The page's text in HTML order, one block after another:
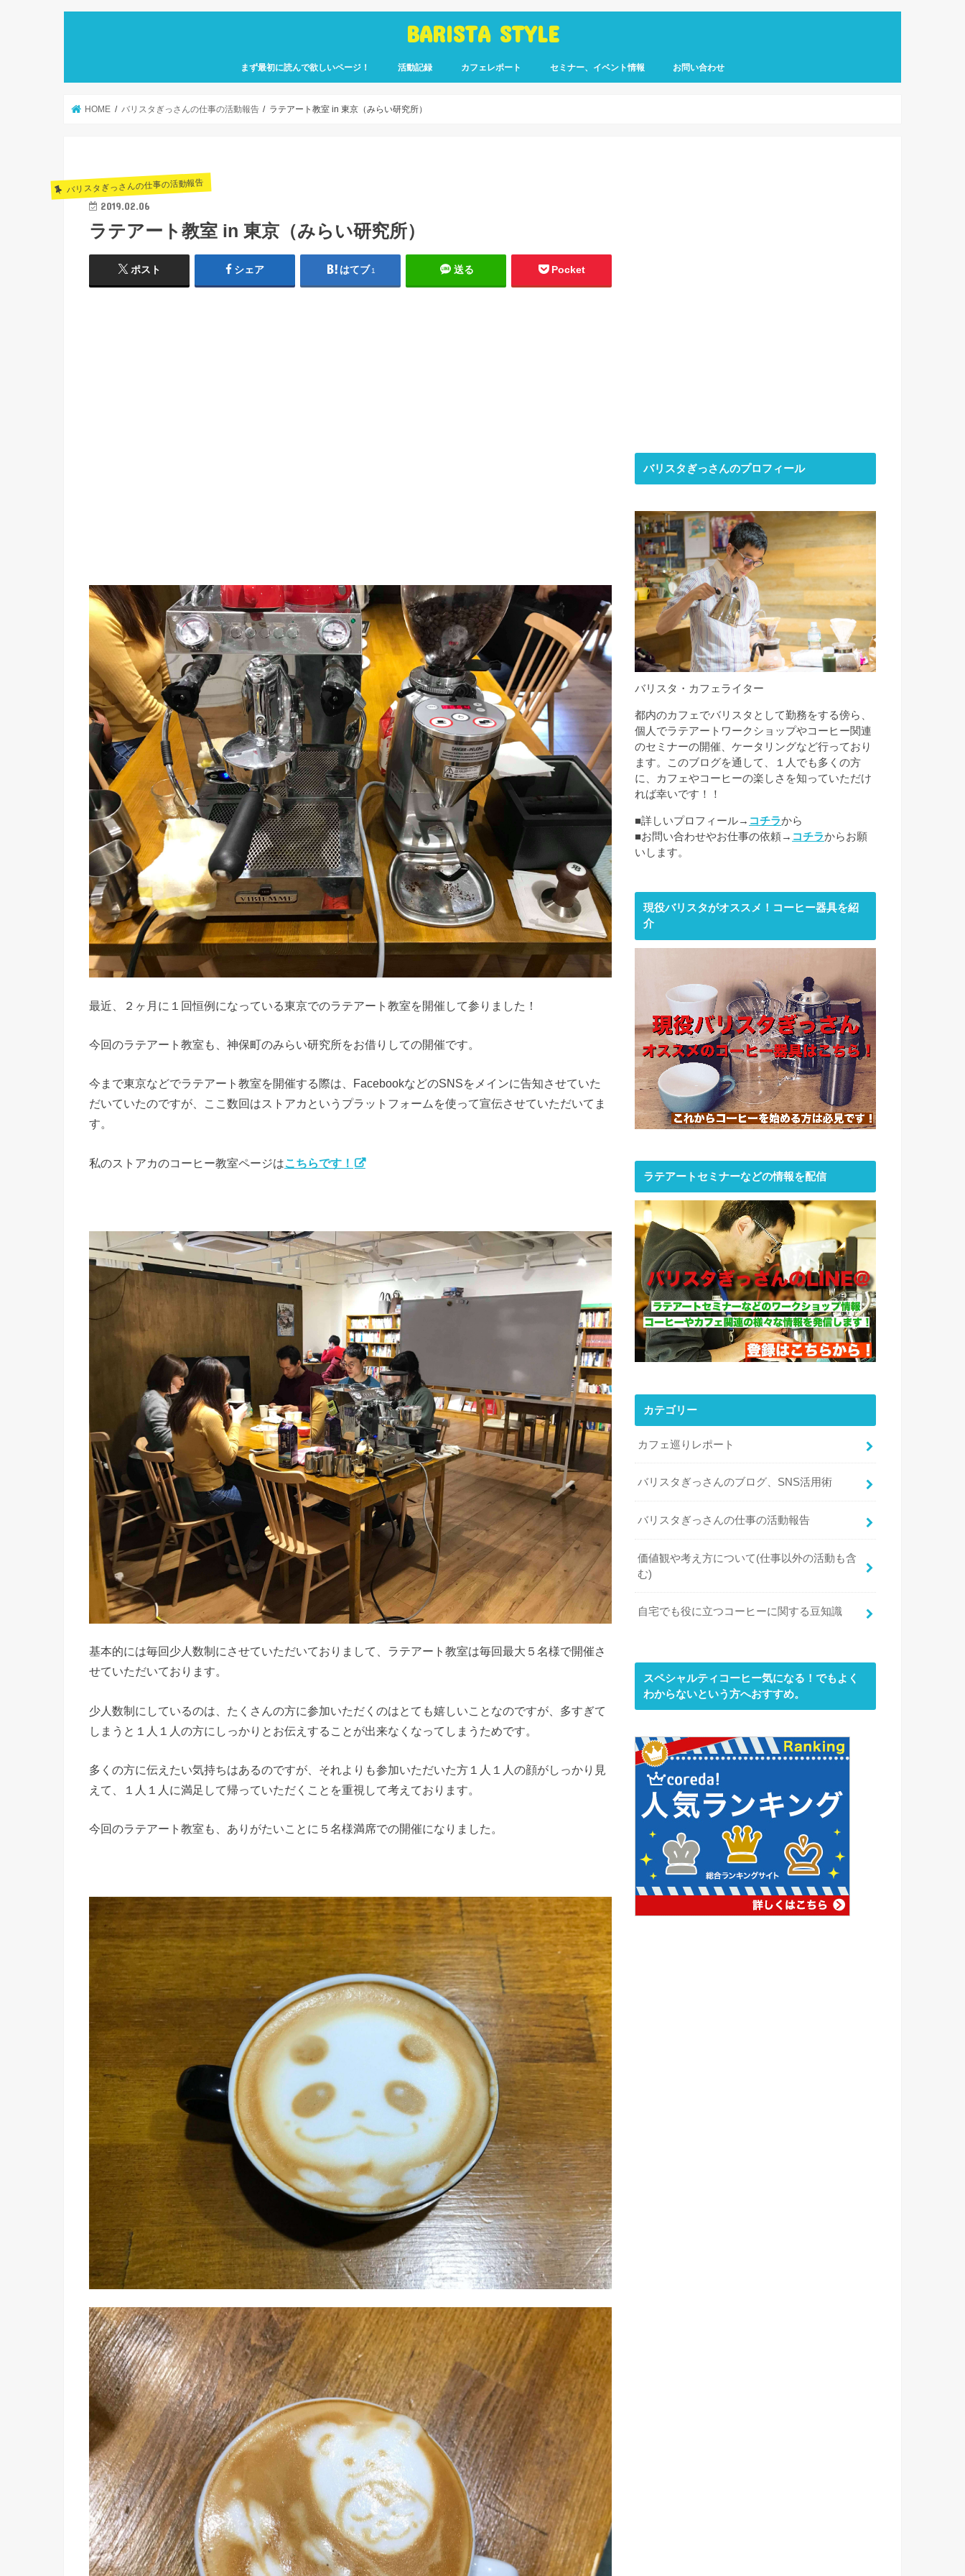
BARISTA STYLE
まず最初に読んで欲しいページ！
せにバリスタを目指したのか」
歩」を運営していきます！
活動記録 カフェレポート セミナー、イベント情報 お問い合わせ
HOME バリスタぎっさんの仕事の活動報告 ラテアート教室 in 東京（みらい研究所）
バリスタぎっさんの仕事の活動報告
2019.02.06
ラテアート教室 in 東京（みらい研究所）
ポスト シェア はてブ 1 送る Pocket
最近、２ヶ月に１回恒例になっている東京でのラテアート教室を開催して参りました！
今回のラテアート教室も、神保町のみらい研究所をお借りしての開催です。
今まで東京などでラテアート教室を開催する際は、FacebookなどのSNSをメインに告知させていた
だいていたのですが、ここ数回はストアカというプラットフォームを使って宣伝させていただいてま
す。
私のストアカのコーヒー教室ページはこちらです！
基本的には毎回少人数制にさせていただいておりまして、ラテアート教室は毎回最大５名様で開催さ
せていただいております。
少人数制にしているのは、たくさんの方に参加いただくのはとても嬉しいことなのですが、多すぎて
しまうと１人１人の方にしっかりとお伝えすることが出来なくなってしまうためです。
多くの方に伝えたい気持ちはあるのですが、それよりも参加いただいた方１人１人の顔がしっかり見
えて、１人１人に満足して帰っていただくことを重視して考えております。
今回のラテアート教室も、ありがたいことに５名様満席での開催になりました。
バリスタぎっさんのプロフィール
バリスタ・カフェライター
都内のカフェでバリスタとして勤務をする傍ら、
個人でラテアートワークショップやコーヒー関連
のセミナーの開催、ケータリングなど行っており
ます。このブログを通して、１人でも多くの方
に、カフェやコーヒーの楽しさを知っていただけ
れば幸いです！！
■詳しいプロフィール→ コチラから
■お問い合わせやお仕事の依頼→ コチラからお願
いします。
現役バリスタがオススメ！コーヒー器具を紹
介
ラテアートセミナーなどの情報を配信
カテゴリー
カフェ巡りレポート
バリスタぎっさんのブログ、SNS活用術
バリスタぎっさんの仕事の活動報告
価値観や考え方について(仕事以外の活動も含
む)
自宅でも役に立つコーヒーに関する豆知識
スペシャルティコーヒー気になる！でもよく
わからないという方へおすすめ。